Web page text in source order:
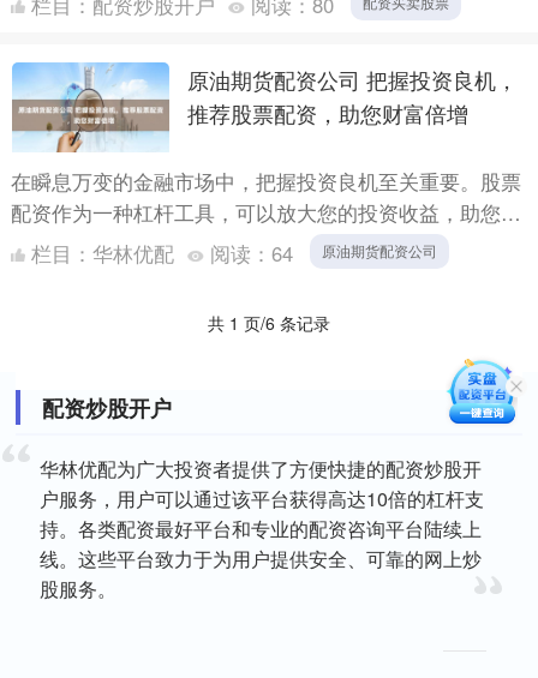
利息....
原油期货配资公司 把握投资良机，
推荐股票配资，助您财富倍增
在瞬息万变的金融市场中，把握投资良机至关重要。股票
配资作为一种杠杆工具，可以放大您的投资收益，助您实
现财富倍增。 * **放大收益：**通过杠杆作用，投资者可
以....
栏目： 华林优配 阅读： 64 原油期货配资公司
共 1 页/6 条记录
配资炒股开户
华林优配为广大投资者提供了方便快捷的配资炒股开
户服务，用户可以通过该平台获得高达10倍的杠杆支
持。各类配资最好平台和专业的配资咨询平台陆续上
线。这些平台致力于为用户提供安全、可靠的网上炒
股服务。